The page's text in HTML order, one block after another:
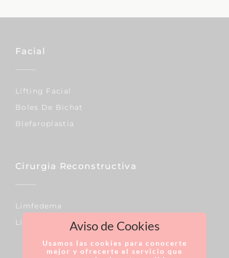
Facial
Lífting Facial
Boles De Bichat
Blefaroplastia
Cirurgia Reconstructiva
Limfedema
Lipedema
Aviso de Cookies
Usamos las cookies para conocerte
mejor y ofrecerte el servicio que